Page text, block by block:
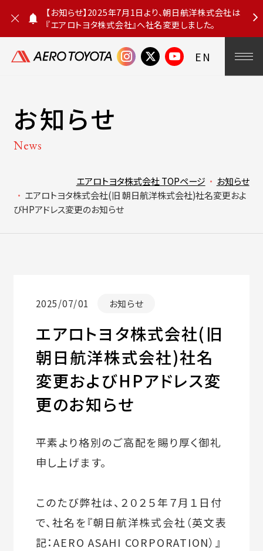
【お知らせ】2025年7月1日より、朝日航洋株式会社は
『エアロトヨタ株式会社』へ社名変更しました。
知
せ
EN
お知らせ
News
エアロトヨタ株式会社 TOPページ
お知らせ
エアロトヨタ株式会社(旧 朝日航洋株式会社)社名変更およ
びHPアドレス変更のお知らせ
2025/07/01 お知らせ
エアロトヨタ株式会社(旧
朝日航洋株式会社)社名
変更およびHPアドレス変
更のお知らせ
平素より格別のご高配を賜り厚く御礼
申し上げます。
このたび弊社は、２０２５年７月１日付
で、社名を『朝日航洋株式会社（英文表
記：AERO ASAHI CORPORATION）』